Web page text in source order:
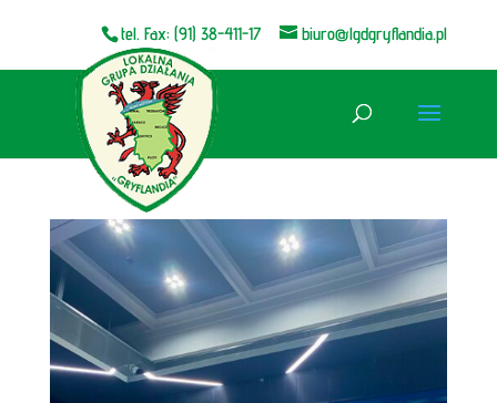
Otwórz pasek narzędzi
tel. Fax: (91) 38-411-17 biuro@lgdgryflandia.pl